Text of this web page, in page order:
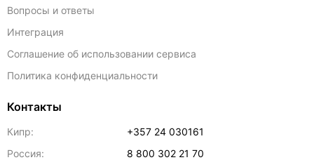
Вопросы и ответы
Интеграция
Соглашение об использовании сервиса
Политика конфиденциальности
Контакты
Кипр:
+357 24 030161
Россия:
8 800 302 21 70